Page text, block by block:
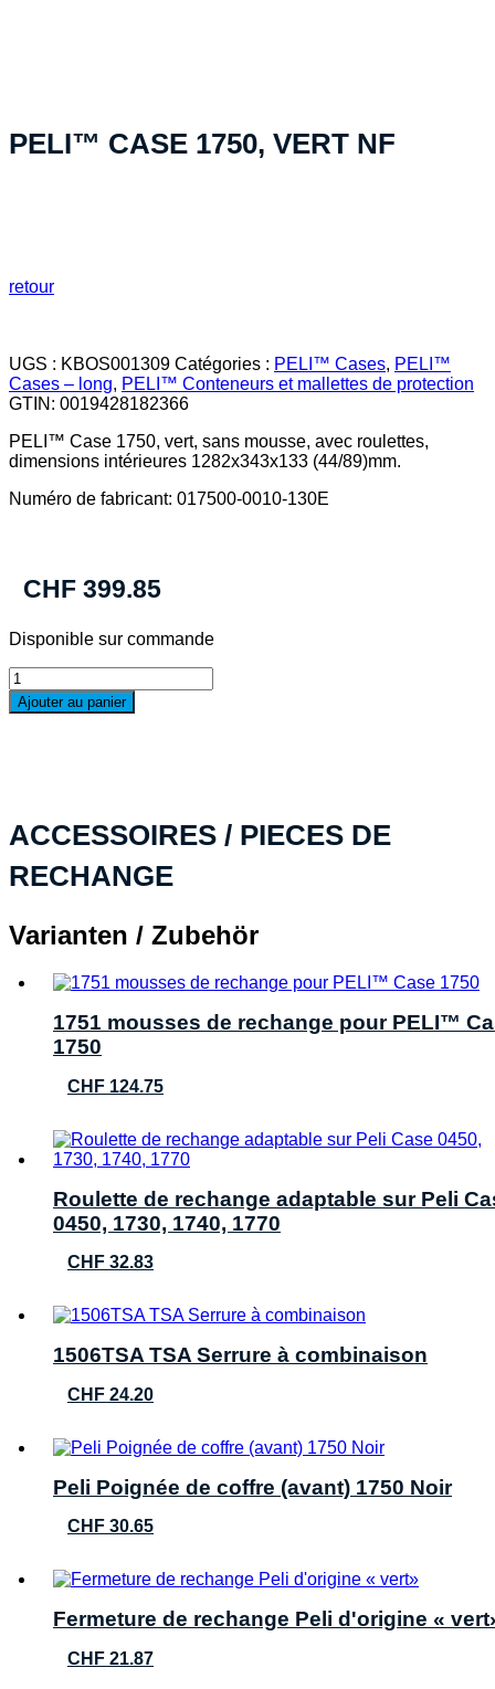
PELI™ CASE 1750, VERT NF
retour
UGS : KBOS001309 Catégories : PELI™ Cases, PELI™
Cases – long, PELI™ Conteneurs et mallettes de protection
GTIN: 0019428182366
PELI™ Case 1750, vert, sans mousse, avec roulettes,
dimensions intérieures 1282x343x133 (44/89)mm.
Numéro de fabricant: 017500-0010-130E
CHF 399.85
Disponible sur commande
quantité
de
PELI™
Ajouter au panier
ACCESSOIRES / PIECES DE
RECHANGE
Varianten / Zubehör
1751 mousses de rechange pour PELI™
1750
CHF 124.75
Roulette de rechange adaptable sur Peli
0450, 1730, 1740, 1770
CHF 32.83
1506TSA TSA Serrure à combinaison
CHF 24.20
Peli Poignée de coffre (avant) 1750 Noir
CHF 30.65
Fermeture de rechange Peli d'origine «
CHF 21.87